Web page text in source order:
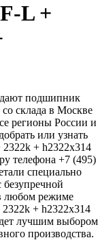
L +
подшипник
склада в Москве
регионы России и
или узнать
+ h2322x314
телефона +7 (495)
специально
безупречной
любом режиме
+ h2322x314
лучшим выбором
производства.